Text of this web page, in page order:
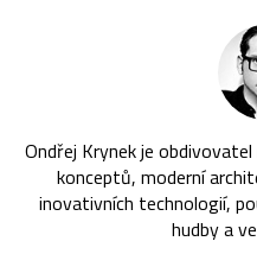
Ondřej Krynek je
konceptů, moderní
inovativních technologií,
hudby a